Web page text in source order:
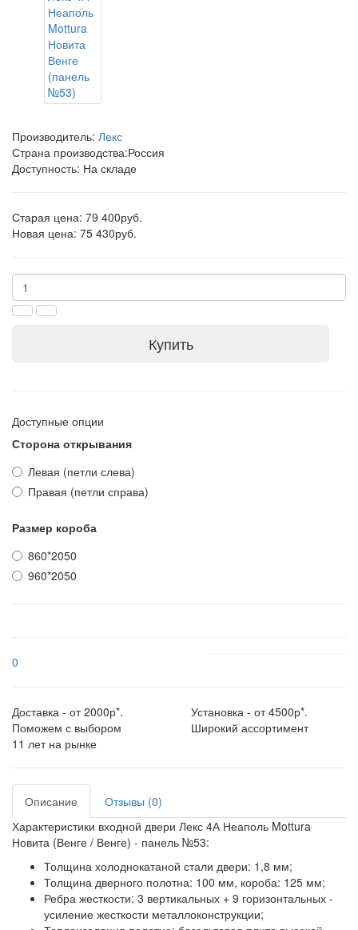
Производитель: Лекс
Страна производства:Россия
Доступность: На складе
Старая цена: 79 400руб.
Новая цена: 75 430руб.
Купить
Доступные опции
Сторона открывания
Левая (петли слева)
Правая (петли справа)
Размер короба
860*2050
960*2050
0
Доставка - от 2000р*.
Установка - от 4500р*.
Поможем с выбором
Широкий ассортимент
11 лет на рынке
Описание
Отзывы (0)
Характеристики входной двери Лекс 4А Неаполь Mottura
Новита (Венге / Венге) - панель №53:
Толщина холоднокатаной стали двери: 1,8 мм;
Толщина дверного полотна: 100 мм, короба: 125 мм;
Ребра жесткости: 3 вертикальных + 9 горизонтальных -
усиление жесткости металлоконструкции;